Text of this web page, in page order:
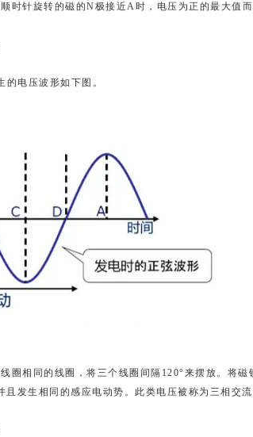
时针旋转的磁的N极接近A时，电压为正的最大值
电压波形如下图。
圈相同的线圈，将三个线圈间隔120°来摆放。将
发生相同的感应电动势。此类电压被称为三相交流